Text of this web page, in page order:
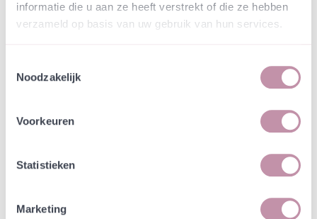
informatie die u aan ze heeft verstrekt of die ze hebben
verzameld op basis van uw gebruik van hun services.
Noodzakelijk
Voorkeuren
Statistieken
Marketing
In een zakje zitten genoeg zaden om
tientallen planten op te kweken.
incl. btw
In winkelwagen Bewaren
Jouw bestelling draagt bij aan meer biodiversiteit